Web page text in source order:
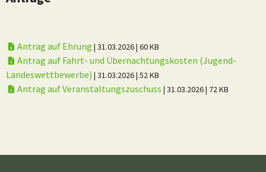
Antrag auf Ehrung | 31.03.2026| 60 KB
Antrag auf Fahrt- und Übernachtungskosten (Jugend-
Landeswettbewerbe) | 31.03.2026| 52 KB
Antrag auf Veranstaltungszuschuss | 31.03.2026| 72 KB